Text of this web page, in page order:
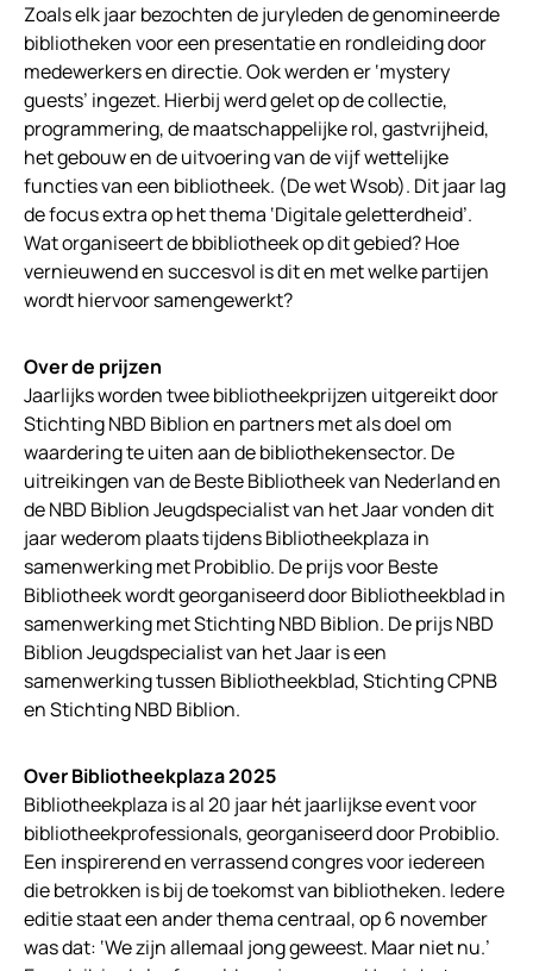
Zoals elk jaar bezochten de juryleden de genomineerde
bibliotheken voor een presentatie en rondleiding door
medewerkers en directie. Ook werden er ‘mystery
guests’ ingezet. Hierbij werd gelet op de collectie,
programmering, de maatschappelijke rol, gastvrijheid,
het gebouw en de uitvoering van de vijf wettelijke
functies van een bibliotheek. (De wet Wsob). Dit jaar lag
de focus extra op het thema ‘Digitale geletterdheid’.
Wat organiseert de bbibliotheek op dit gebied? Hoe
vernieuwend en succesvol is dit en met welke partijen
wordt hiervoor samengewerkt?
Over de prijzen
Jaarlijks worden twee bibliotheekprijzen uitgereikt door
Stichting NBD Biblion en partners met als doel om
waardering te uiten aan de bibliothekensector. De
uitreikingen van de Beste Bibliotheek van Nederland en
de NBD Biblion Jeugdspecialist van het Jaar vonden dit
jaar wederom plaats tijdens Bibliotheekplaza in
samenwerking met Probiblio. De prijs voor Beste
Bibliotheek wordt georganiseerd door Bibliotheekblad in
samenwerking met Stichting NBD Biblion. De prijs NBD
Biblion Jeugdspecialist van het Jaar is een
samenwerking tussen Bibliotheekblad, Stichting CPNB
en Stichting NBD Biblion.
Over Bibliotheekplaza 2025
Bibliotheekplaza is al 20 jaar hét jaarlijkse event voor
bibliotheekprofessionals, georganiseerd door Probiblio.
Een inspirerend en verrassend congres voor iedereen
die betrokken is bij de toekomst van bibliotheken. Iedere
editie staat een ander thema centraal, op 6 november
was dat: ‘We zijn allemaal jong geweest. Maar niet nu.’